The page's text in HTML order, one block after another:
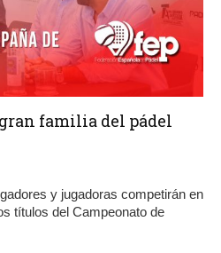
familia del pádel
y jugadoras competirán en
títulos del Campeonato de